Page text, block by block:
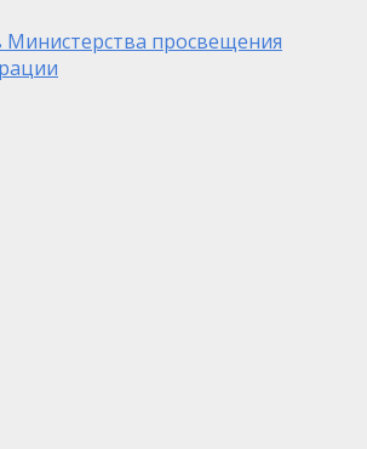
Министерства просвещения